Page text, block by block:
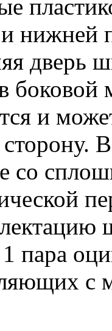
и нижней
дверь
боковой
и
со
1 пара
с